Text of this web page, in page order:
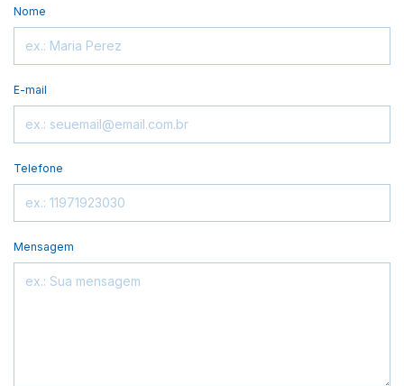
Nome
E-mail
Telefone
Mensagem